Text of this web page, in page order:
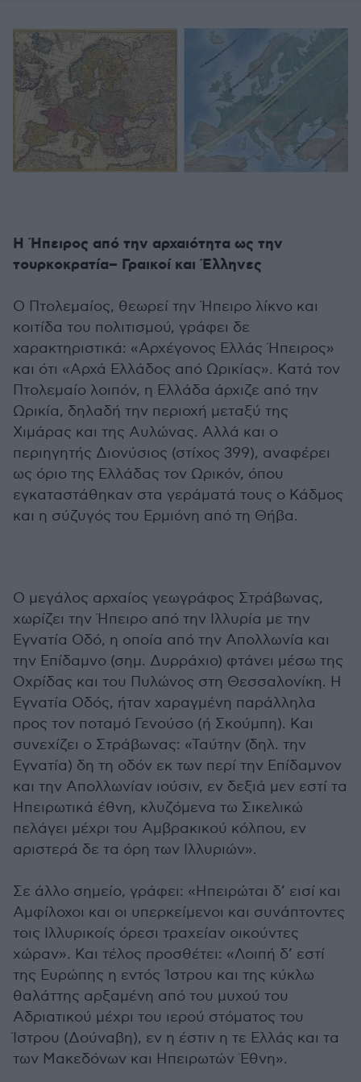
Η Ήπειρος από την αρχαιότητα ως την
τουρκοκρατία– Γραικοί και Έλληνες
Ο Πτολεμαίος, θεωρεί την Ήπειρο λίκνο και
κοιτίδα του πολιτισμού, γράφει δε
χαρακτηριστικά: «Αρχέγονος Ελλάς Ήπειρος»
και ότι «Αρχά Ελλάδος από Ωρικίας». Κατά τον
Πτολεμαίο λοιπόν, η Ελλάδα άρχιζε από την
Ωρικία, δηλαδή την περιοχή μεταξύ της
Χιμάρας και της Αυλώνας. Αλλά και ο
περιηγητής Διονύσιος (στίχος 399), αναφέρει
ως όριο της Ελλάδας τον Ωρικόν, όπου
εγκαταστάθηκαν στα γεράματά τους ο Κάδμος
και η σύζυγός του Ερμιόνη από τη Θήβα.
Ο μεγάλος αρχαίος γεωγράφος Στράβωνας,
χωρίζει την Ήπειρο από την Ιλλυρία με την
Εγνατία Οδό, η οποία από την Απολλωνία και
την Επίδαμνο (σημ. Δυρράχιο) φτάνει μέσω της
Οχρίδας και του Πυλώνος στη Θεσσαλονίκη. Η
Εγνατία Οδός, ήταν χαραγμένη παράλληλα
προς τον ποταμό Γενούσο (ή Σκούμπη). Και
συνεχίζει ο Στράβωνας: «Ταύτην (δηλ. την
Εγνατία) δη τη οδόν εκ των περί την Επίδαμνον
και την Απολλωνίαν ιούσιν, εν δεξιά μεν εστί τα
Ηπειρωτικά έθνη, κλυζόμενα τω Σικελικώ
πελάγει μέχρι του Αμβρακικού κόλπου, εν
αριστερά δε τα όρη των Ιλλυριών».
Σε άλλο σημείο, γράφει: «Ηπειρώται δ’ εισί και
Αμφίλοχοι και οι υπερκείμενοι και συνάπτοντες
τοις Ιλλυρικοίς όρεσι τραχείαν οικούντες
χώραν». Και τέλος προσθέτει: «Λοιπή δ’ εστί
της Ευρώπης η εντός Ίστρου και της κύκλω
θαλάττης αρξαμένη από του μυχού του
Αδριατικού μέχρι του ιερού στόματος του
Ίστρου (Δούναβη), εν η έστιν η τε Ελλάς και τα
των Μακεδόνων και Ηπειρωτών Έθνη».